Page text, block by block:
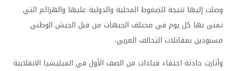
وصلت إليها نتيجة للضغوط المحلية والدولية عليها والهزائم التي
تمنى بها كل يوم في مختلف الجبهات من قبل الجيش الوطني
مسنودين بمقاتلات التحالف العربي.
وأثارت حادثة اختفاء قيادات من الصف الأول في الميليشيا الانقلابية